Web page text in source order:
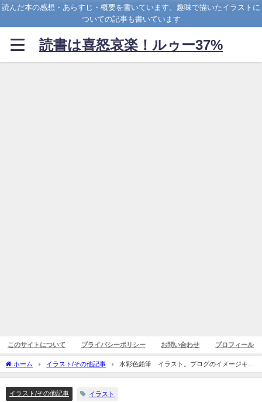
読んだ本の感想・あらすじ・概要を書いています。趣味で描いたイラストに
ついての記事も書いています
読書は喜怒哀楽！ルゥー37%
このサイトについて プライバシーポリシー お問い合わせ プロフィール
ホーム イラスト/その他記事
水彩色鉛筆 イラスト。ブログのイメージキャ
ラをナカノヒトゲノム【実況中】の伊奈葉 ヒミコ（いなば ひみこ）コスで描いてみ
イラスト/その他記事
イラスト